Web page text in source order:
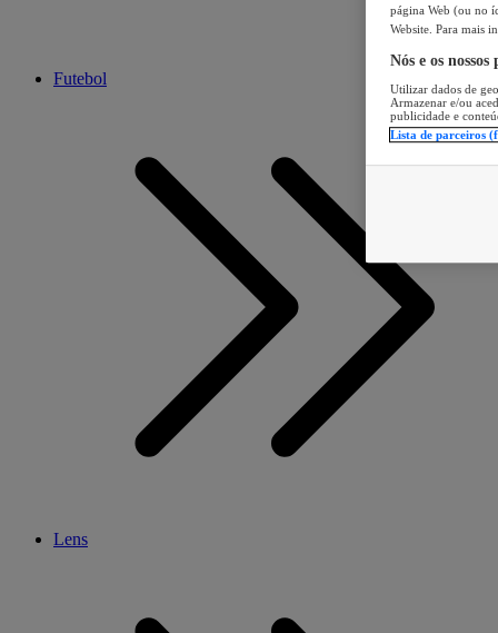
Futebol
Lens
página Web (ou no
Website. Para mais
Nós e os
Utilizar dados de
Armazenar e/ou
publicidade e
Lista de parceiros